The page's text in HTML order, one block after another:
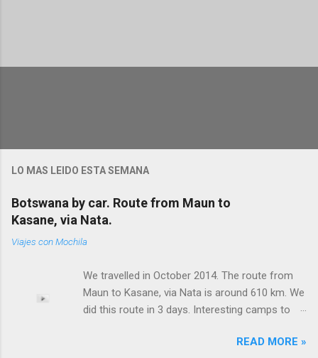
r
u
n
o
m
e
n
LO MAS LEIDO ESTA SEMANA
Botswana by car. Route from Maun to
Kasane, via Nata.
Viajes con Mochila
We travelled in October 2014. The route from
Maun to Kasane, via Nata is around 610 km. We
did this route in 3 days. Interesting camps to
with cattle. Empty road (Maun to Nata) and few
READ MORE »